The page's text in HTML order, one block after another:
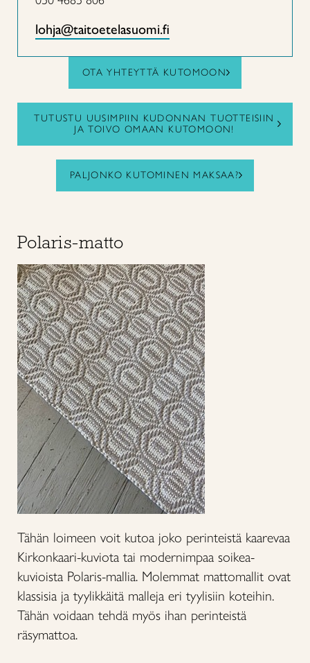
lohja@taitoetelasuomi.fi
OTA YHTEYTTÄ KUTOMOON
TUTUSTU UUSIMPIIN KUDONNAN TUOTTEISIIN
JA TOIVO OMAAN KUTOMOON!
PALJONKO KUTOMINEN MAKSAA?
Polaris-matto
Tähän loimeen voit kutoa joko perinteistä kaarevaa
Kirkonkaari-kuviota tai modernimpaa soikea-
kuvioista Polaris-mallia. Molemmat mattomallit ovat
klassisia ja tyylikkäitä malleja eri tyylisiin koteihin.
Tähän voidaan tehdä myös ihan perinteistä
räsymattoa.